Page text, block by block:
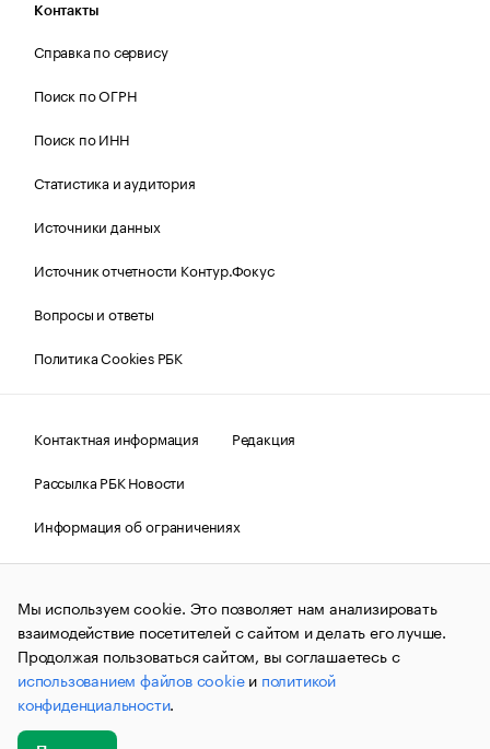
Контакты
Справка по сервису
Поиск по ОГРН
Поиск по ИНН
Статистика и аудитория
Источники данных
Источник отчетности Контур.Фокус
Вопросы и ответы
Политика Cookies РБК
Контактная информация
Редакция
Рассылка РБК Новости
Информация об ограничениях
Правовая информация
О соблюдении авторских прав
© АО «РОСБИЗНЕСКОНСАЛТИНГ»,1995–2026.Сообщения
и материалы информационного агентства «РБК»
(зарегистрировано Федеральной службой по надзору в сфере
связи, информационных технологий и массовых
коммуникаций (Роскомнадзор) 09.12.2015 за номером ИА
№ФС77-63848) сопровождаются пометкой «РБК». Отдельные
публикации могут содержать информацию,
не предназначенную для пользователей
Мы используем cookie. Это позволяет нам анализировать
взаимодействие посетителей с сайтом и делать его лучше.
Продолжая пользоваться сайтом, вы соглашаетесь с
использованием файлов cookieи политикой
конфиденциальности.